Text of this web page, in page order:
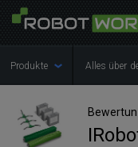
Produkte Alles über